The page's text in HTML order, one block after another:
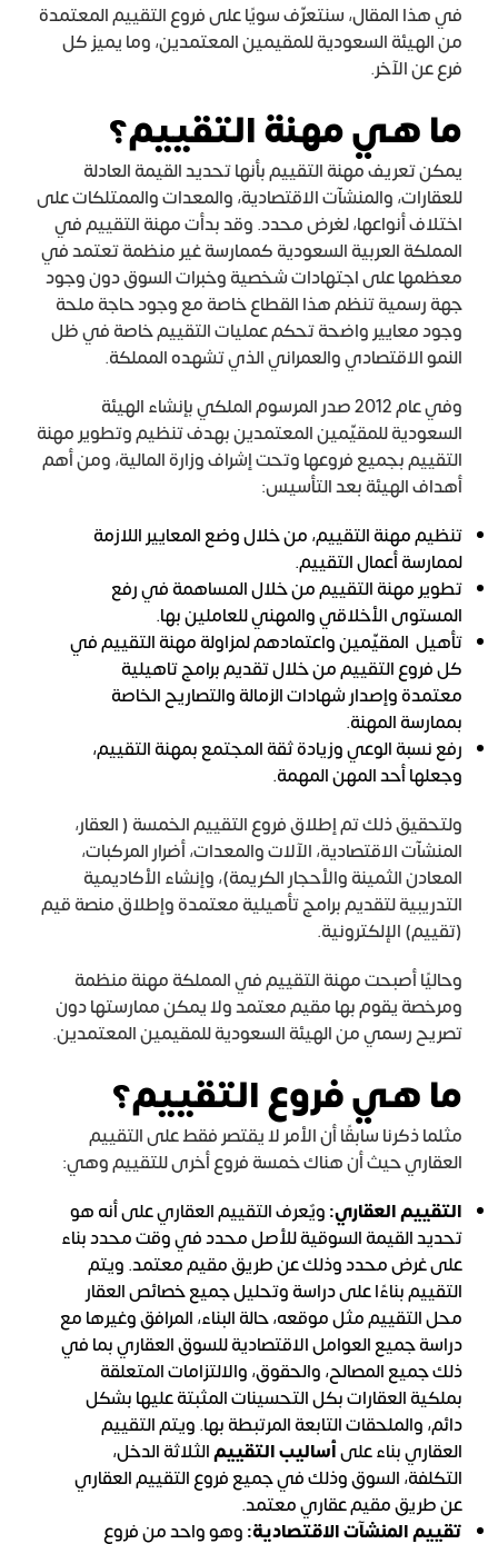
في هذا المقال، سنتعرّف سويًا على فروع التقييم المعتمدة
من الهيئة السعودية للمقيمين المعتمدين، وما يميز كل
فرع عن الآخر.
ما هي مهنة التقييم؟
يمكن تعريف مهنة التقييم بأنها تحديد القيمة العادلة
للعقارات، والمنشآت الاقتصادية، والمعدات والممتلكات على
اختلاف أنواعها، لغرض محدد. وقد بدأت مهنة التقييم في
المملكة العربية السعودية كممارسة غير منظمة تعتمد في
معظمها على اجتهادات شخصية وخبرات السوق دون وجود
جهة رسمية تنظم هذا القطاع خاصة مع وجود حاجة ملحة
وجود معايير واضحة تحكم عمليات التقييم خاصة في ظل
النمو الاقتصادي والعمراني الذي تشهده المملكة.
وفي عام 2012 صدر المرسوم الملكي بإنشاء الهيئة
السعودية للمقيّمين المعتمدين بهدف تنظيم وتطوير مهنة
التقييم بجميع فروعها وتحت إشراف وزارة المالية، ومن أهم
أهداف الهيئة بعد التأسيس:
تنظيم مهنة التقييم، من خلال وضع المعايير اللازمة
لممارسة أعمال التقييم.
تطوير مهنة التقييم من خلال المساهمة في رفع
المستوى الأخلاقي والمهني للعاملين بها.
تأهيل المقيّمين واعتمادهم لمزاولة مهنة التقييم في
كل فروع التقييم من خلال تقديم برامج تاهيلية
معتمدة وإصدار شهادات الزمالة والتصاريح الخاصة
بممارسة المهنة.
رفع نسبة الوعي وزيادة ثقة المجتمع بمهنة التقييم،
وجعلها أحد المهن المهمة.
ولتحقيق ذلك تم إطلاق فروع التقييم الخمسة ( العقار،
المنشآت الاقتصادية، الآلات والمعدات، أضرار المركبات،
المعادن الثمينة والأحجار الكريمة)، وإنشاء الأكاديمية
التدريبية لتقديم برامج تأهيلية معتمدة وإطلاق منصة قيم
(تقييم) الإلكترونية.
وحاليًا أصبحت مهنة التقييم في المملكة مهنة منظمة
ومرخصة يقوم بها مقيم معتمد ولا يمكن ممارستها دون
تصريح رسمي من الهيئة السعودية للمقيمين المعتمدين.
ما هي فروع التقييم؟
مثلما ذكرنا سابقًا أن الأمر لا يقتصر فقط على التقييم
العقاري حيث أن هناك خمسة فروع أخرى للتقييم وهي:
التقييم العقاري:ويٌعرف التقييم العقاري على أنه هو
تحديد القيمة السوقية للأصل محدد في وقت محدد بناء
على غرض محدد وذلك عن طريق مقيم معتمد. ويتم
التقييم بناءًا على دراسة وتحليل جميع خصائص العقار
محل التقييم مثل موقعه، حالة البناء، المرافق وغيرها مع
دراسة جميع العوامل الاقتصادية للسوق العقاري بما في
ذلك جميع المصالح، والحقوق، والالتزامات المتعلقة
بملكية العقارات بكل التحسينات المثبتة عليها بشكل
دائم، والملحقات التابعة المرتبطة بها. ويتم التقييم
العقاري بناء علىأساليب التقييمالثلاثة الدخل،
التكلفة، السوق وذلك في جميع فروع التقييم العقاري
عن طريق مقيم عقاري معتمد.
تقييم المنشآت الاقتصادية:وهو واحد من فروع